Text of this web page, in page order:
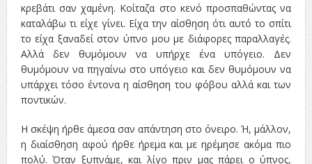
κρεβάτι σαν χαμένη. Κοίταζα στο κενό προσπαθώντας να
καταλάβω τι είχε γίνει. Είχα την αίσθηση ότι αυτό το σπίτι
το είχα ξαναδεί στον ύπνο μου με διάφορες παραλλαγές.
Αλλά δεν θυμόμουν να υπήρχε ένα υπόγειο. Δεν
θυμόμουν να πηγαίνω στο υπόγειο και δεν θυμόμουν να
υπάρχει τόσο έντονα η αίσθηση του φόβου αλλά και των
ποντικών.
Η σκέψη ήρθε άμεσα σαν απάντηση στο όνειρο. Ή, μάλλον,
η διαίσθηση αφού ήρθε ήρεμα και με ηρέμησε ακόμα πιο
πολύ. Όταν ξυπνάμε, και λίγο πριν μας πάρει ο ύπνος,